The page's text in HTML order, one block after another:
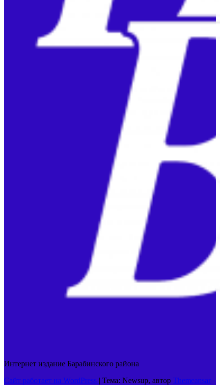
Интернет издание Барабинского района
Сайт работает на WordPress | Тема: Newsup, автор Themeansar